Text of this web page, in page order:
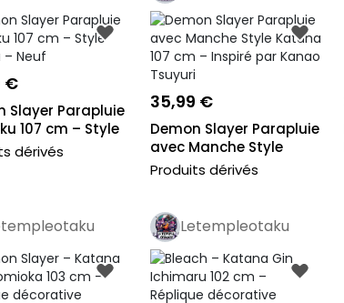
€
Slayer Parapluie
107 cm – Style
dérivés
Pro
35,99 €
Demon Slayer Parapluie
avec Manche Style
Katana 10...
Produits dérivés
Letempleotaku
Pro